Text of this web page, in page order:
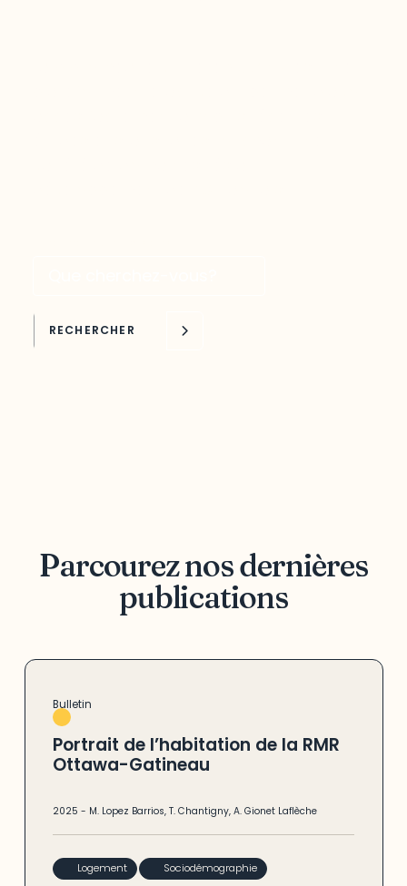
RECHERCHER
Parcourez nos dernières
publications
Bulletin
Portrait de l’habitation de la RMR
Ottawa-Gatineau
2025- M. Lopez Barrios,T. Chantigny,A. Gionet Laflèche
Logement Sociodémographie